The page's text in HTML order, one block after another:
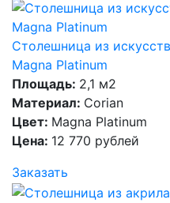
Столешница из
Magna Platinum
Площадь: 2,1 м2
Материал: Corian
Цвет: Magna Platinum
Цена: 12 770 рублей
Заказать